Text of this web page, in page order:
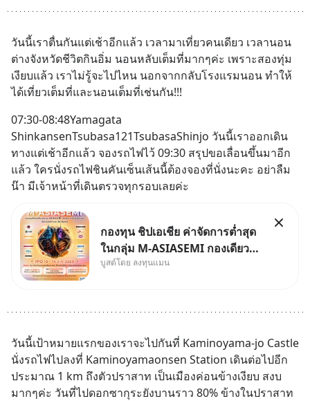
วันนี้เราตื่นกันแต่เช้าอีกแล้ว เวลามาเที่ยวคนเดียว เวลานอน
ต่างจังหวัดชีวิตกินอิ่ม นอนหลับเต็มที่มากๆค่ะ เพราะสองทุ่ม
เงียบแล้ว เราไม่รู้จะไปไหน นอกจากกลับโรงแรมนอน ทำให้
ได้เที่ยวเต็มที่และนอนเต็มที่เช่นกัน!!!
07:30-08:48Yamagata
ShinkansenTsubasa121TsubasaShinjo วันนี้เราออกเดิน
ทางแต่เช้าอีกแล้ว จองรถไฟไว้ 09:30 สรุปขอเลื่อนขึ้นมาอีก
แล้ว ใครนั่งรถไฟชินคันเซ็นเส้นนี้ต้องจองที่นั่งนะคะ อย่าลืม
น๊า มีเจ้าหน้าที่เดินตรวจทุกรอบเลยค่ะ
กองทุน ชิปเอเชีย ค่าจัดการต่ำสุด
ในกลุ่ม M-ASIASEMI กองเดียว
ครบ มีทั้ง CXMT จากจีน TSMC
บูสต์โดย ลงทุนแมน
วันนี้เป้าหมายแรกของเราจะไปกันที่ Kaminoyama-jo Castle
นั่งรถไฟไปลงที่ Kaminoyamaonsen Station เดินต่อไปอีก
ประมาณ 1 km ถึงตัวปราสาท เป็นเมืองค่อนข้างเงียบ สงบ
มากๆค่ะ วันที่ไปดอกซากุระยังบานราว 80% ข้างในปราสาท